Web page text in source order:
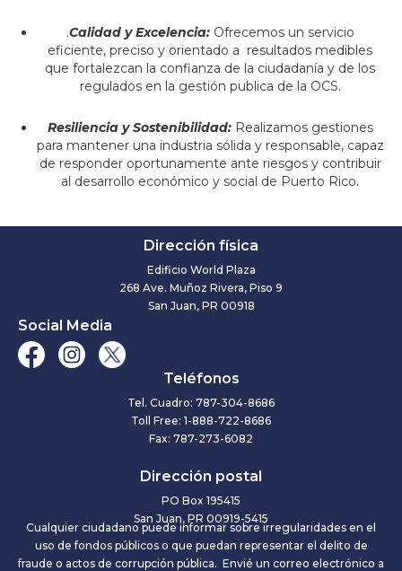
.Calidad y Excelencia: Ofrecemos un servicio
eficiente, preciso y orientado a resultados medibles
que fortalezcan la confianza de la ciudadanía y de los
regulados en la gestión publica de la OCS.
Resiliencia y Sostenibilidad: Realizamos gestiones
para mantener una industria sólida y responsable, capaz
de responder oportunamente ante riesgos y contribuir
al desarrollo económico y social de Puerto Rico.
Dirección física
Edificio World Plaza
268 Ave. Muñoz Rivera, Piso 9
San Juan, PR 00918
Social Media
Teléfonos
Tel. Cuadro: 787-304-8686
Toll Free: 1-888-722-8686
Fax: 787-273-6082
Dirección postal
PO Box 195415
San Juan, PR 00919-5415
Cualquier ciudadano puede informar sobre irregularidades en el
uso de fondos públicos o que puedan representar el delito de
fraude o actos de corrupción pública. Envié un correo electrónico a